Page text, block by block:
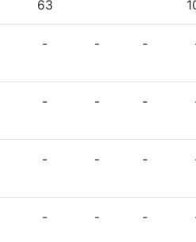
63
- - -
- - -
- - -
- - -